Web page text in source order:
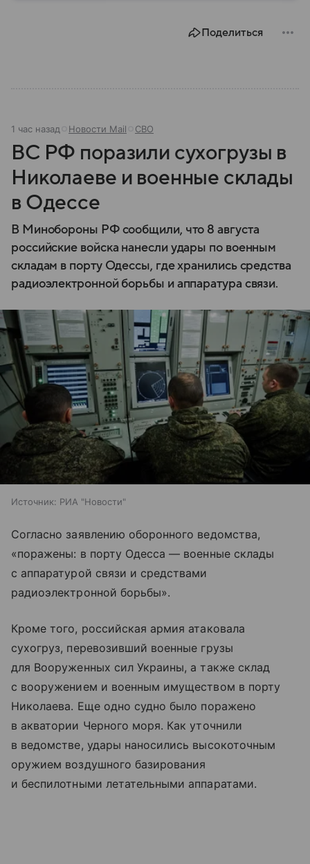
Поделиться
1 час назад Новости Mail СВО
ВС РФ поразили сухогрузы в
Николаеве и военные склады
в Одессе
В Минобороны РФ сообщили, что 8 августа
российские войска нанесли удары по военным
складам в порту Одессы, где хранились средства
радиоэлектронной борьбы и аппаратура связи.
Источник: РИА "Новости"
Согласно заявлению оборонного ведомства,
«поражены: в порту Одесса — военные склады
с аппаратурой связи и средствами
радиоэлектронной борьбы».
Кроме того, российская армия атаковала
сухогруз, перевозивший военные грузы
для Вооруженных сил Украины, а также склад
с вооружением и военным имуществом в порту
Николаева. Еще одно судно было поражено
в акватории Черного моря. Как уточнили
в ведомстве, удары наносились высокоточным
оружием воздушного базирования
и беспилотными летательными аппаратами.